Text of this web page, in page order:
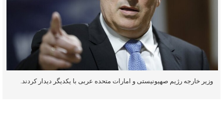
وزیر خارجه رژیم صهیونیستی و امارات متحده عربی با یکدیگر دیدار کردند.